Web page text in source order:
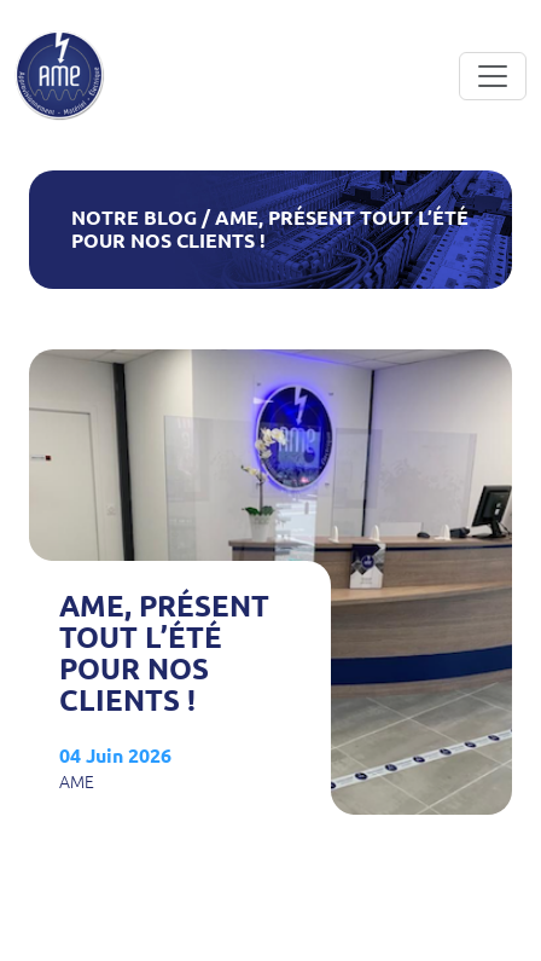
NOTRE BLOG / AME, PRÉSENT TOUT L’ÉTÉ
POUR NOS CLIENTS !
AME, PRÉSENT
TOUT L’ÉTÉ
POUR NOS
CLIENTS !
04 Juin 2026
AME